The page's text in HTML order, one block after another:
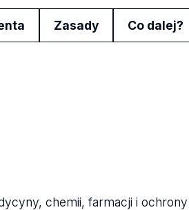
Zasady Co dalej?
chemii, farmacji i